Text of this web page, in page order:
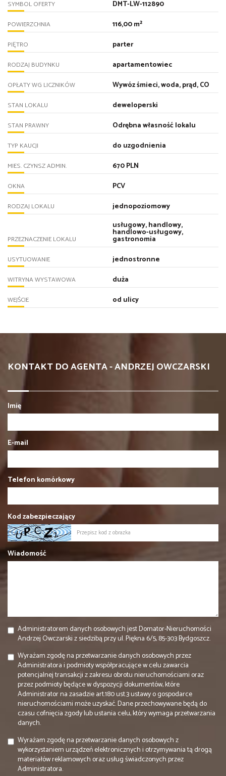
SYMBOL OFERTY DMT-LW-112890
POWIERZCHNIA 116,00 m²
PIĘTRO parter
RODZAJ BUDYNKU apartamentowiec
OPŁATY WG LICZNIKÓW Wywóz śmieci, woda, prąd, CO
STAN LOKALU deweloperski
STAN PRAWNY Odrębna własność lokalu
TYP KAUCJI do uzgodnienia
MIES. CZYNSZ ADMIN. 670 PLN
OKNA PCV
RODZAJ LOKALU jednopoziomowy
PRZEZNACZENIE LOKALU
usługowy, handlowy,
handlowo-usługowy,
gastronomia
USYTUOWANIE jednostronne
WITRYNA WYSTAWOWA duża
WEJŚCIE od ulicy
KONTAKT DO AGENTA - ANDRZEJ OWCZARSKI
Imię
E-mail
Telefon komórkowy
Kod zabezpieczający
Wiadomość
Administratorem danych osobowych jest Domator-Nieruchomości
Andrzej Owczarski z siedzibą przy ul. Piękna 6/5, 85-303 Bydgoszcz.
Wyrażam zgodę na przetwarzanie danych osobowych przez
Administratora i podmioty współpracujące w celu zawarcia
potencjalnej transakcji z zakresu obrotu nieruchomościami oraz
przez podmioty będące w dyspozycji dokumentów, które
Administrator na zasadzie art.180 ust.3 ustawy o gospodarce
nieruchomościami może uzyskać. Dane przechowywane będą do
czasu cofnięcia zgody lub ustania celu, który wymaga przetwarzania
danych.
Wyrażam zgodę na przetwarzanie danych osobowych z
wykorzystaniem urządzeń elektronicznych i otrzymywania tą drogą
materiałów reklamowych oraz usług świadczonych przez
Administratora.